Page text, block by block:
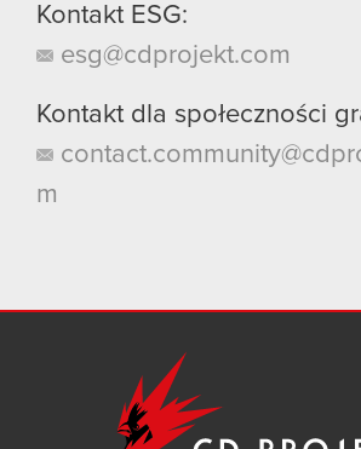
Kontakt ESG:
esg@cdprojekt.com
Kontakt dla społeczności
m